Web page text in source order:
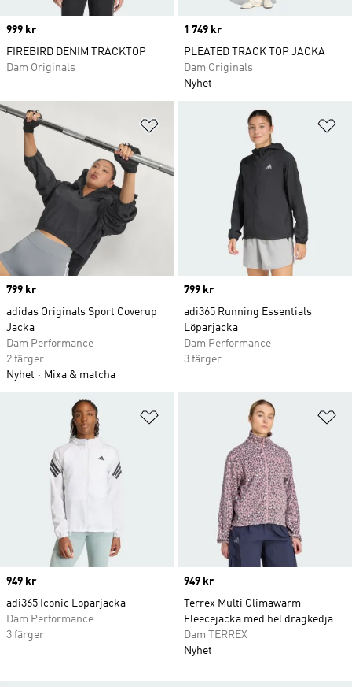
Price
999 kr
FIREBIRD DENIM TRACKTOP
Dam Originals
Price
1 749 kr
PLEATED TRACK TOP JACKA
Dam Originals
Nyhet
Lägg till på önskelistan
Price
799 kr
adidas Originals Sport Coverup
Jacka
Dam Performance
2 färger
Nyhet
Mixa & matcha
Price
799 kr
adi365 Running Essentials
Löparjacka
Dam Performance
3 färger
Lägg till på önskelistan
Price
949 kr
adi365 Iconic Löparjacka
Dam Performance
3 färger
Price
949 kr
Terrex Multi Climawarm
Fleecejacka med hel dragkedja
Dam TERREX
Nyhet